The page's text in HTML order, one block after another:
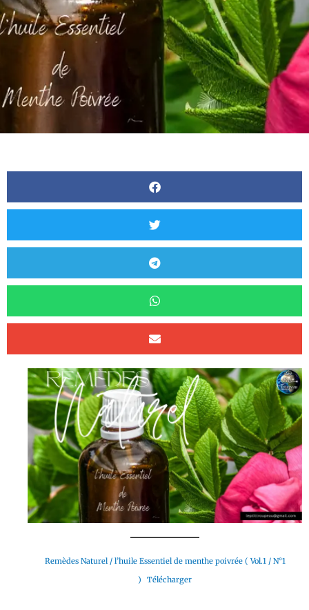
Remèdes Naturel / l’huile Essentiel de menthe poivrée ( Vol.1 / N°1
)
Télécharger